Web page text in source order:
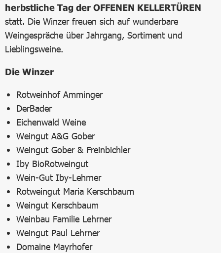
herbstliche Tag der OFFENEN KELLERTÜREN
statt. Die Winzer freuen sich auf wunderbare
Weingespräche über Jahrgang, Sortiment und
Lieblingsweine.
Die Winzer
Rotweinhof Amminger
DerBader
Eichenwald Weine
Weingut A&G Gober
Weingut Gober & Freinbichler
Iby BioRotweingut
Wein-Gut Iby-Lehrner
Rotweingut Maria Kerschbaum
Weingut Kerschbaum
Weinbau Familie Lehrner
Weingut Paul Lehrner
Domaine Mayrhofer